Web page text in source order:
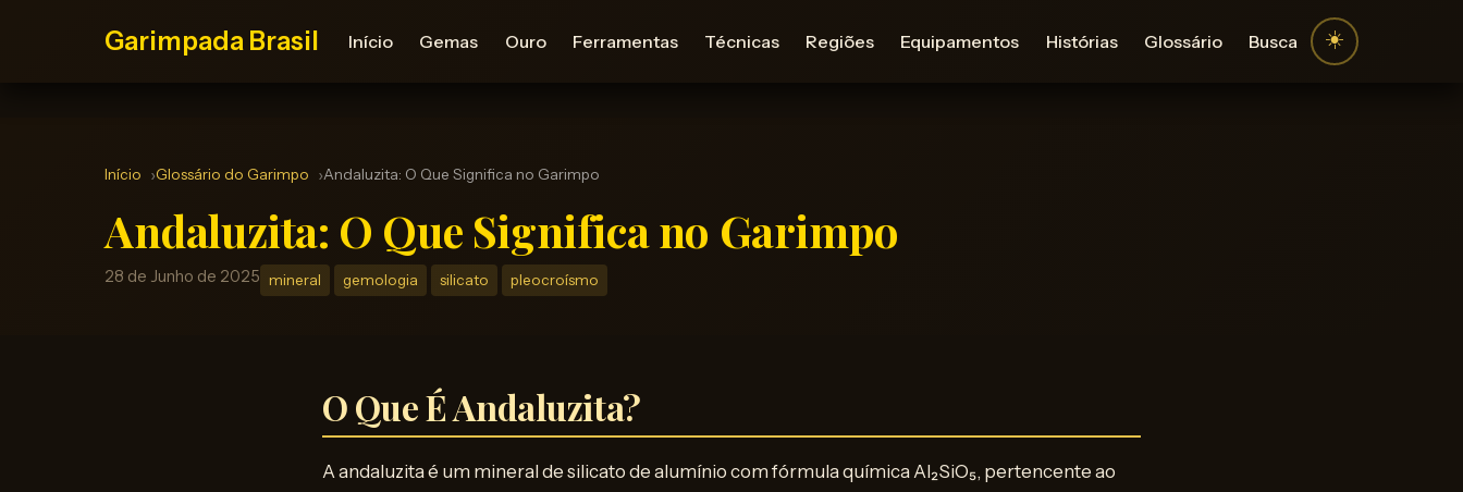
Garimpada Brasil Início Gemas Ouro Ferramentas Técnicas Regiões Equipamentos Histórias Glossário Busca ☀️
Início Glossário do Garimpo Andaluzita: O Que Significa no Garimpo
Andaluzita: O Que Significa no Garimpo
28 de Junho de 2025 mineral gemologia silicato pleocroísmo
O Que É Andaluzita?
A andaluzita é um mineral de silicato de alumínio com fórmula química Al₂SiO₅, pertencente ao